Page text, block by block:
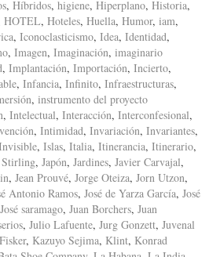
, Híbridos, higiene, Hiperplano, Historia,
HOTEL, Hoteles, Huella, Humor, iam,
, Iconoclasticismo, Idea, Identidad,
, Imagen, Imaginación, imaginario
, Implantación, Importación, Incierto,
, Infancia, Infinito, Infraestructuras,
, instrumento del proyecto
, Intelectual, Interacción, Interconfesional,
, Intimidad, Invariación, Invariantes,
, Islas, Italia, Itinerancia, Itinerario,
Stirling, Japón, Jardines, Javier Carvajal,
, Jean Prouvé, Jorge Oteiza, Jorn Utzon,
Antonio Ramos, José de Yarza García, José
José saramago, Juan Borchers, Juan
, Julio Lafuente, Jurg Gonzett, Juvenal
, Kazuyo Sejima, Klint, Konrad